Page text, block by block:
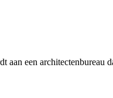
aan een architectenbureau